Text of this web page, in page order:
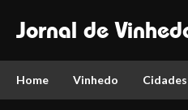
Jornal de
Home Vinhedo Cidades